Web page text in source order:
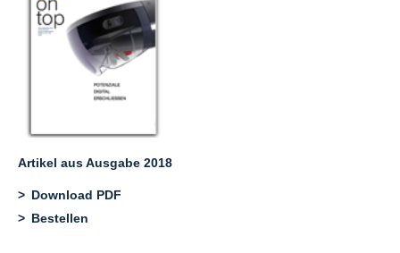
Artikel aus Ausgabe 2018
Download PDF
Bestellen